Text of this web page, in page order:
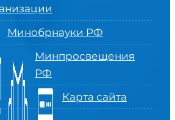
Минобрнауки РФ
Минпросвещения
РФ
Карта сайта